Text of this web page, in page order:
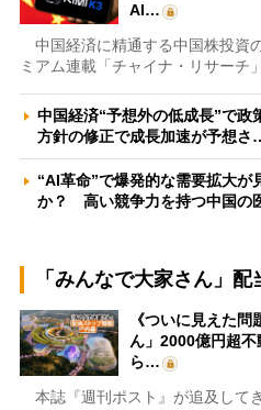
AI…
中国経済に精通する中国株投資
ミアム連載「チャイナ・リサーチ
中国経済“予想外の低成長”で
方針の修正で成長加速が予想さ
“AI革命”で爆発的な需要拡大が
か？ 高い競争力を持つ中国の
「みんなで大家さん」
《ついに見えた
ん」2000億円超不
ら…
本誌『週刊ポスト』が追及して